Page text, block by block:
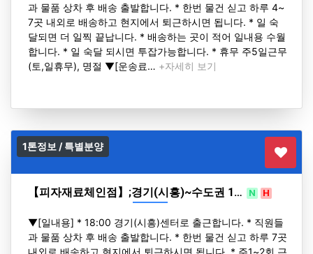
과 물품 상차 후 배송 출발합니다. * 한번 물건 싣고 하루 4~
7곳 내외로 배송하고 현지에서 퇴근하시면 됩니다. * 일 숙
달되면 더 일찍 끝납니다. * 배송하는 곳이 적어 일내용 수월
합니다. * 일 숙달 되시면 투잡가능합니다. * 휴무 주5일근무
(토,일휴무), 명절 ▼[운송료… +자세히 보기
1톤정보 / 특별분양
【피자재료체인점】;경기(시흥)~수도권 1… N H
▼[일내용] * 18:00 경기(시흥)센터로 출근합니다. * 직원들
과 물품 상차 후 배송 출발합니다. * 한번 물건 싣고 하루 7곳